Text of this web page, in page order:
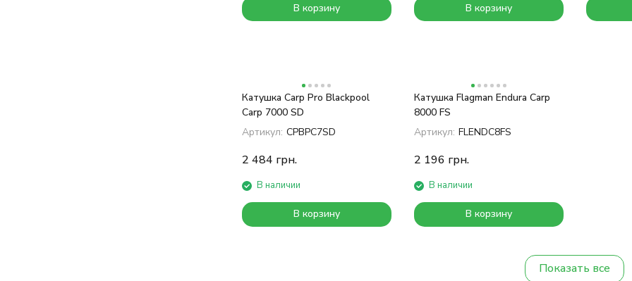
В корзину В корзину
Катушка Carp Pro Blackpool
Carp 7000 SD
Артикул: CPBPC7SD
2 484 грн.
В наличии
В корзину
Катушка Flagman Endura Carp
8000 FS
Артикул: FLENDC8FS
2 196 грн.
В наличии
В корзину
Показать все